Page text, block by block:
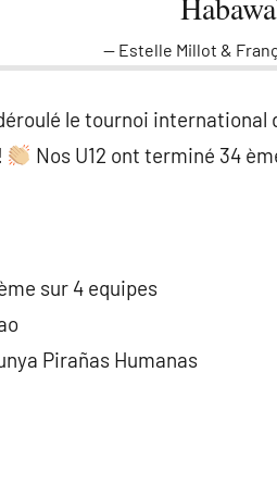
Estelle Millot &
le tournoi international
Nos U12 ont terminé 34
sur 4 equipes
Pirañas Humanas